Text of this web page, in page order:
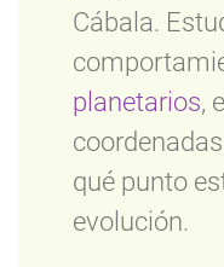
Cábala.
planetarios,
qué punto
evolución.